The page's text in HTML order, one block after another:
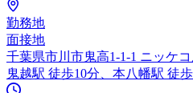
勤務地
面接地
千葉県市川市鬼高1-1-1 ニッケ
鬼越駅 徒歩10分、本八幡駅 徒